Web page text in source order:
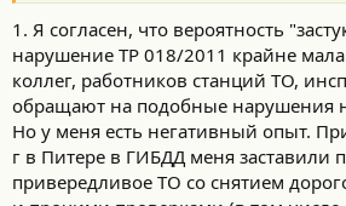
1. Я согласен, что вероятность
нарушение ТР 018/2011 крайне
коллег, работников станций ТО,
обращают на подобные нарушения
Но у меня есть негативный опыт.
г в Питере в ГИБДД меня заставили
привередливое ТО со снятием